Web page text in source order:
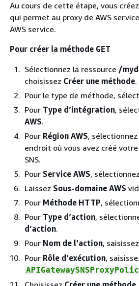
Au cours de cette étape, vous
qui permet au proxy de AWS
AWS service.
Pour créer la méthode GET
Sélectionnez la ressource /
choisissez Créer une méthode.
Pour le type de méthode,
Pour Type d’intégration,
AWS.
Pour Région AWS, sélectionnez
endroit où vous avez créé
SNS.
Pour Service AWS, sélectionnez
Laissez Sous-domaine AWS
Pour Méthode HTTP,
Pour Type d’action,
d’action.
Pour Nom de l’action, saisissez
Pour Rôle d’exécution,